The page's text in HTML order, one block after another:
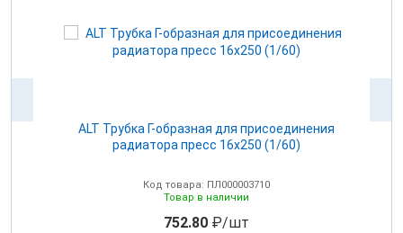
ALT Трубка Г-образная для присоединения
радиатора пресс 16х250 (1/60)
Код товара: ПЛ000003710
Товар в наличии
752.80₽/шт